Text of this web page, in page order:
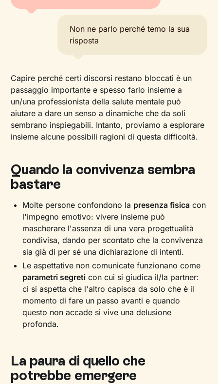
Non ne parlo perché temo la sua
risposta
Capire perché certi discorsi restano bloccati è un
passaggio importante e spesso farlo insieme a
un/una professionista della salute mentale può
aiutare a dare un senso a dinamiche che da soli
sembrano inspiegabili. Intanto, proviamo a esplorare
insieme alcune possibili ragioni di questa difficoltà.
Quando la convivenza sembra
bastare
Molte persone confondono la presenza fisica con
l'impegno emotivo: vivere insieme può
mascherare l'assenza di una vera progettualità
condivisa, dando per scontato che la convivenza
sia già di per sé una dichiarazione di intenti.
Le aspettative non comunicate funzionano come
parametri segreti con cui si giudica il/la partner:
ci si aspetta che l'altro capisca da solo che è il
momento di fare un passo avanti e quando
questo non accade si vive una delusione
profonda.
La paura di quello che
potrebbe emergere